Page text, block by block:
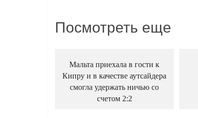
Посмотреть еще
Мальта приехала в гости к
Кипру и в качестве аутсайдера
смогла удержать ничью со
счетом 2:2